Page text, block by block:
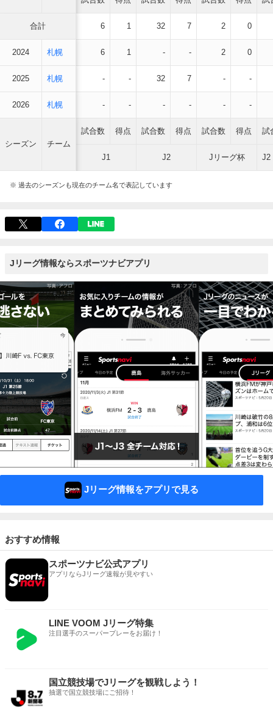
合計 6 1 32 7 2 0
2024 札幌 6 1 - - 2 0
2025 札幌 - - 32 7 - -
2026 札幌 - - - - - -
シーズン チーム
試合数 得点 試合数 得点 試合数 得点 試
J1 J2 Jリーグ杯 J2
※ 過去のシーズンも現在のチーム名で表記しています
Jリーグ情報ならスポーツナビアプリ
Jリーグ情報をアプリで見る
おすすめ情報
スポーツナビ公式アプリ
アプリならJリーグ速報が見やすい
LINE VOOM Jリーグ特集
注目選手のスーパープレーをお届け！
国立競技場でJリーグを観戦しよう！
抽選で国立競技場にご招待！